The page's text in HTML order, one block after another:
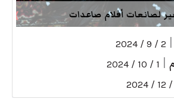
لصانعات أفلام صاعدات
2 / 9 / 2024
1 / 10 / 2024